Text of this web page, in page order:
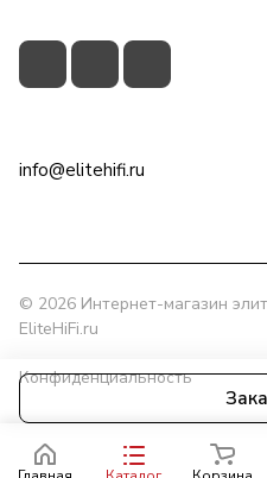
info@elitehifi.ru
© 2026 Интернет-магазин
EliteHiFi.ru
Конфиденциальность